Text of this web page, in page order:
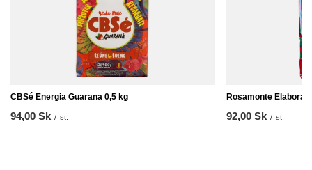
CBSé Energia Guarana 0,5 kg
94,00 Sk / st.
Rosamonte
92,00 Sk / st.